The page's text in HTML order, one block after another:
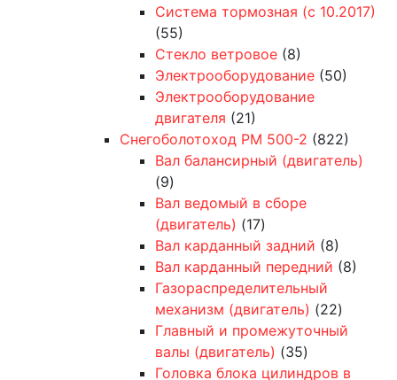
Система тормозная (с 10.2017)
(55)
Стекло ветровое (8)
Электрооборудование (50)
Электрооборудование
двигателя (21)
Снегоболотоход РМ 500-2 (822)
Вал балансирный (двигатель)
(9)
Вал ведомый в сборе
(двигатель) (17)
Вал карданный задний (8)
Вал карданный передний (8)
Газораспределительный
механизм (двигатель) (22)
Главный и промежуточный
валы (двигатель) (35)
Головка блока цилиндров в